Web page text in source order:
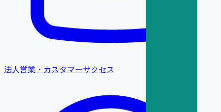
法人営業・カスタマーサクセス